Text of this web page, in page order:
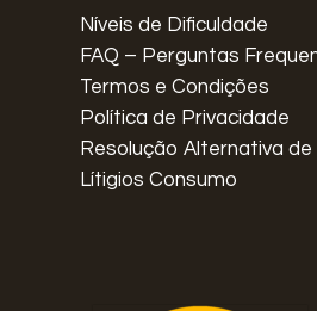
Níveis de Dificuldade
FAQ – Perguntas
Termos e Condições
Política de Privacidade
Resolução Alternativa de
Lítigios Consumo